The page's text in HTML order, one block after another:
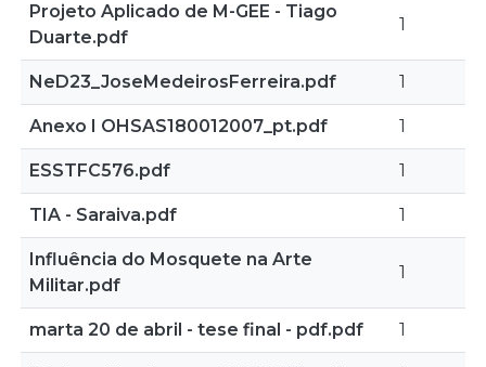
Projeto Aplicado de M-GEE - Tiago
Duarte.pdf
1
NeD23_JoseMedeirosFerreira.pdf 1
Anexo I OHSAS180012007_pt.pdf 1
ESSTFC576.pdf 1
TIA - Saraiva.pdf 1
Influência do Mosquete na Arte
Militar.pdf
1
marta 20 de abril - tese final - pdf.pdf 1